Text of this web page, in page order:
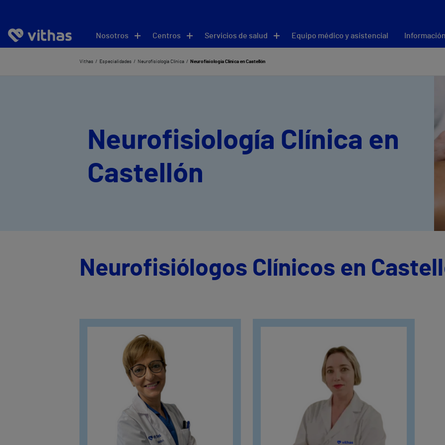
Nosotros Centros Servicios de salud Equipo médico y asistencial
Vithas Especialidades Neurofisiología Clínica Neurofisiología Clínica en Castellón
Neurofisiología Clínica en
Castellón
Neurofisiólogos Clínicos en